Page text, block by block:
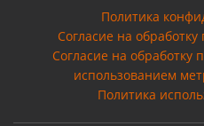
Политика
Согласие на
Cогласие на
использованием
Политика